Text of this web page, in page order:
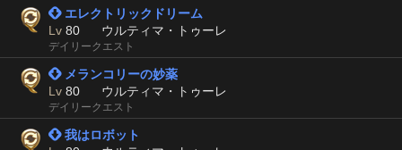
 エレクトリックドリーム
Lv 80 ウルティマ・トゥーレ
デイリークエスト
 メランコリーの妙薬
Lv 80 ウルティマ・トゥーレ
デイリークエスト
 我はロボット